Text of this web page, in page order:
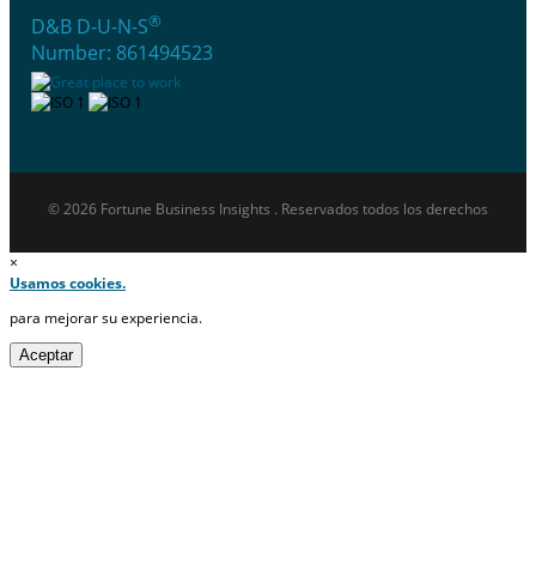
D&B D-U-N-S®
Number: 861494523
© 2026 Fortune Business Insights . Reservados todos los derechos
×
Usamos cookies.
para mejorar su experiencia.
Aceptar